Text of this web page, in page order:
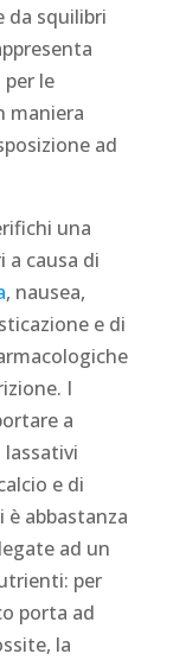
da squilibri
le
maniera
ad
una
causa di
, nausea,
e di
I
a
e di
è abbastanza
ad un
per
porta ad
la